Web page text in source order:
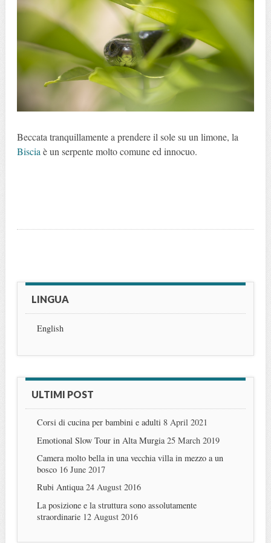
Beccata tranquillamente a prendere il sole su un limone, la
Biscia è un serpente molto comune ed innocuo.
LINGUA
English
ULTIMI POST
Corsi di cucina per bambini e adulti 8 April 2021
Emotional Slow Tour in Alta Murgia 25 March 2019
Camera molto bella in una vecchia villa in mezzo a un
bosco 16 June 2017
Rubi Antiqua24 August 2016
La posizione e la struttura sono assolutamente
straordinarie 12 August 2016